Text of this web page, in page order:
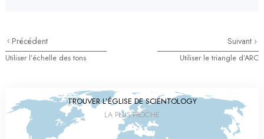
Précédent
Utiliser l’échelle des tons
Suivant
Utiliser le triangle d’ARC
TROUVER L’ÉGLISE DE SCIENTOLOGY
LA PLUS PROCHE